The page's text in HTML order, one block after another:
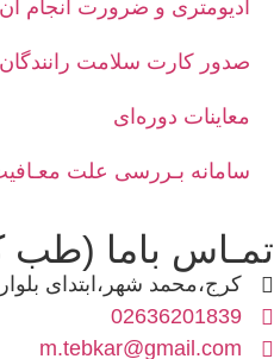
ادیومتری و ضرورت انجام
صدور کارت سلامت رانندگان
معاینات دوره‌ای
سامانه بـررسی علت
تمـاس باما (طب
کرج،محمد شهر،ابتدای
02636201839
m.tebkar@gmail.com